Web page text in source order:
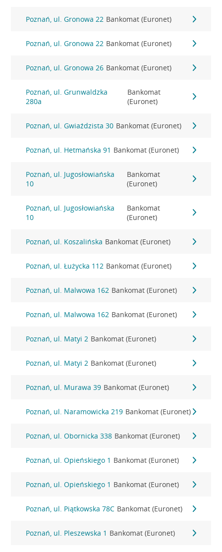
Poznań, ul. Gronowa 22 Bankomat (Euronet)
Poznań, ul. Gronowa 22 Bankomat (Euronet)
Poznań, ul. Gronowa 26 Bankomat (Euronet)
Poznań, ul. Grunwaldzka
280a
Bankomat
(Euronet)
Poznań, ul. Gwiaździsta 30 Bankomat (Euronet)
Poznań, ul. Hetmańska 91 Bankomat (Euronet)
Poznań, ul. Jugosłowiańska
10
Bankomat
(Euronet)
Poznań, ul. Jugosłowiańska
10
Bankomat
(Euronet)
Poznań, ul. Koszalińska Bankomat (Euronet)
Poznań, ul. Łużycka 112 Bankomat (Euronet)
Poznań, ul. Malwowa 162 Bankomat (Euronet)
Poznań, ul. Malwowa 162 Bankomat (Euronet)
Poznań, ul. Matyi 2 Bankomat (Euronet)
Poznań, ul. Matyi 2 Bankomat (Euronet)
Poznań, ul. Murawa 39 Bankomat (Euronet)
Poznań, ul. Naramowicka 219 Bankomat (Euronet)
Poznań, ul. Obornicka 338 Bankomat (Euronet)
Poznań, ul. Opieńskiego 1 Bankomat (Euronet)
Poznań, ul. Opieńskiego 1 Bankomat (Euronet)
Poznań, ul. Piątkowska 78C Bankomat (Euronet)
Poznań, ul. Pleszewska 1 Bankomat (Euronet)